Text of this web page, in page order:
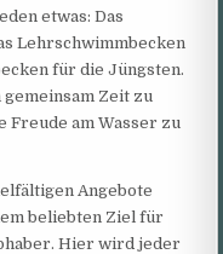
etwas: Das
Lehrschwimmbecken
für die Jüngsten.
Zeit zu
Freude am Wasser zu
Angebote
beliebten Ziel für
Hier wird jeder